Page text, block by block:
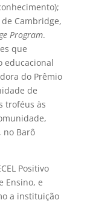
Cambridge,
Program.
que
educacional
do Prêmio
de
troféus às
no Barô
Positivo
Ensino, e
a instituição